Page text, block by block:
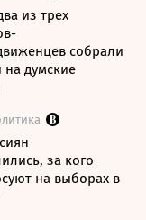
из трех
собрали
на думские
за кого
на выборах в